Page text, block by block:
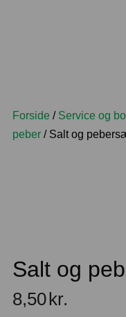
Forside / Service og
peber / Salt og
Salt og
8,50kr.